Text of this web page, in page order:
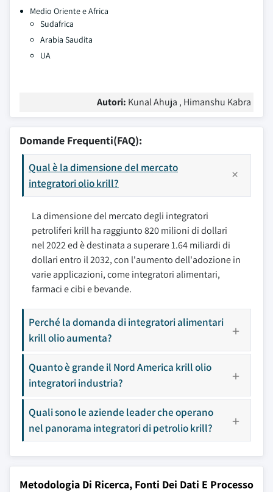
Medio Oriente e Africa
Sudafrica
Arabia Saudita
UA
Autori: Kunal Ahuja , Himanshu Kabra
Domande Frequenti(FAQ):
Qual è la dimensione del mercato
integratori olio krill?
La dimensione del mercato degli integratori
petroliferi krill ha raggiunto 820 milioni di dollari
nel 2022 ed è destinata a superare 1.64 miliardi di
dollari entro il 2032, con l'aumento dell'adozione in
varie applicazioni, come integratori alimentari,
farmaci e cibi e bevande.
Perché la domanda di integratori alimentari
krill olio aumenta?
Quanto è grande il Nord America krill olio
integratori industria?
Quali sono le aziende leader che operano
nel panorama integratori di petrolio krill?
Metodologia Di Ricerca, Fonti Dei Dati E Processo